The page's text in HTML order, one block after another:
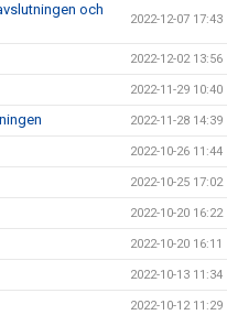
och
2022-12-07 17:43
2022-12-02 13:56
2022-11-29 10:40
2022-11-28 14:39
2022-10-26 11:44
2022-10-25 17:02
2022-10-20 16:22
2022-10-20 16:11
2022-10-13 11:34
2022-10-12 11:29